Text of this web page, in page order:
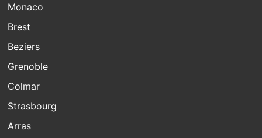
Monaco
Brest
Beziers
Grenoble
Colmar
Strasbourg
Arras